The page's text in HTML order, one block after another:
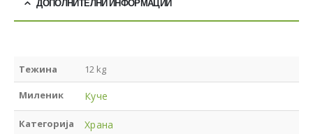
ДОПОЛНИТЕЛНИ ИНФОРМАЦИИ
Тежина 12 kg
Миленик Куче
Категорија Храна